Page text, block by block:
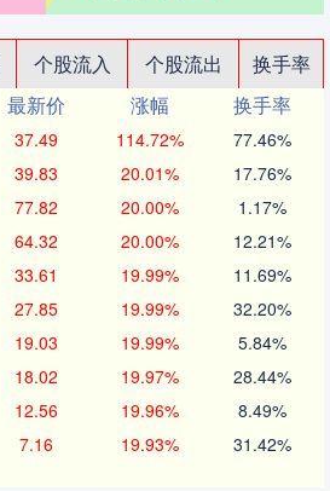
个股流入 个股流出
换手率
最新价 涨幅
换手率
37.49 114.72% 77.46%
39.83 20.01% 17.76%
77.82 20.00% 1.17%
64.32 20.00% 12.21%
33.61 19.99% 11.69%
27.85 19.99% 32.20%
19.03 19.99% 5.84%
18.02 19.97% 28.44%
12.56 19.96% 8.49%
7.16 19.93% 31.42%